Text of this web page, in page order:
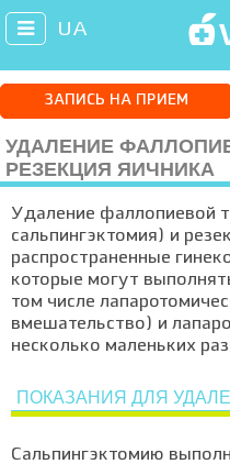
UA
ЗАПИСЬ НА ПРИЕМ
УДАЛЕНИЕ
РЕЗЕКЦИЯ ЯИЧНИКА
Удаление фаллопиевой
сальпингэктомия) и
распространенные
которые могут
том числе
вмешательство) и
несколько маленьких
ПОКАЗАНИЯ ДЛЯ
Сальпингэктомию